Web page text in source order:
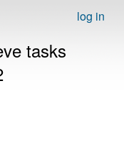
log in
tasks